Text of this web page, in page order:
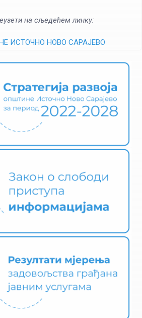
на сљедећем линку:
ИСТОЧНО НОВО САРАЈЕВО